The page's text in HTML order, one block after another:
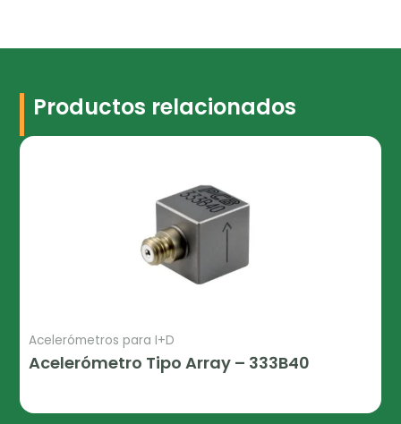
Productos relacionados
Acelerómetros para I+D
Acelerómetro Tipo Array – 333B40